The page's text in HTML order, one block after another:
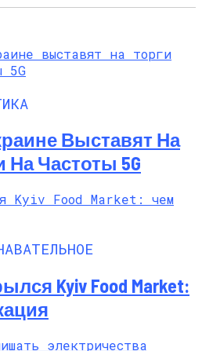
Выставят На
На Частоты 5G
Kyiv Food Market: